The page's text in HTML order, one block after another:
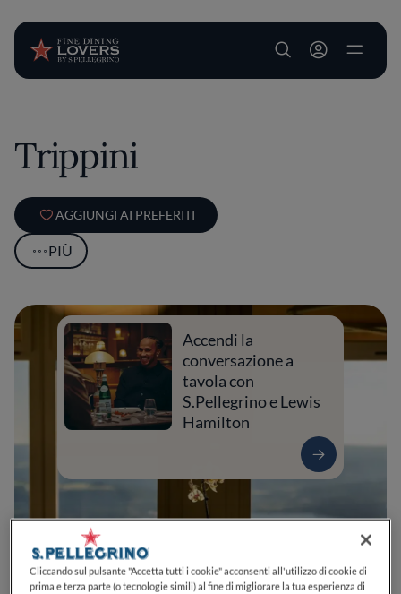
User account
Trippini
AGGIUNGI AI PREFERITI
PIÙ
Accendi la
conversazione a
tavola con
S.Pellegrino e Lewis
Hamilton
Cliccando sul pulsante "Accetta tutti i cookie" acconsenti all'utilizzo di cookie di
prima e terza parte (o tecnologie simili) al fine di migliorare la tua esperienza di